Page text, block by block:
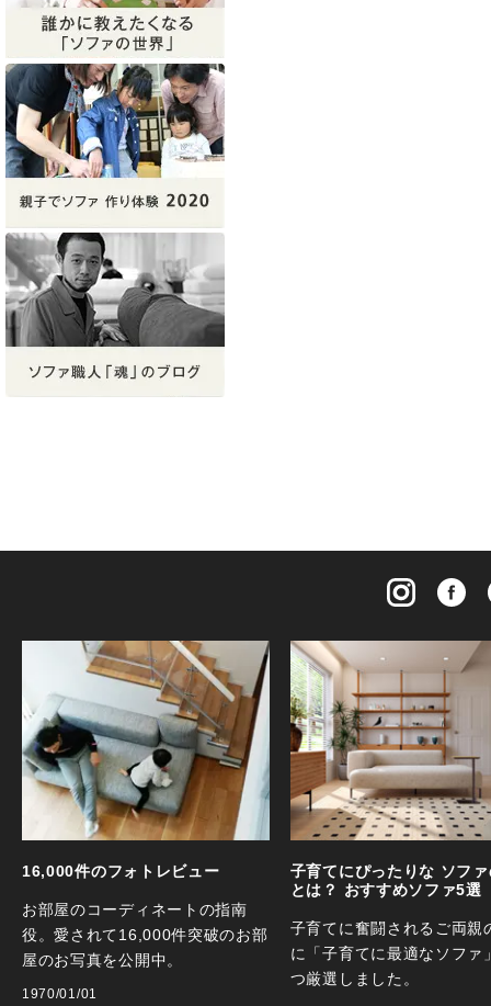
16,000件のフォトレビュー
お部屋のコーディネートの指南
役。愛されて16,000件突破のお部
屋のお写真を公開中。
1970/01/01
子育てにぴったりな ソフ
とは？ おすすめソファ5選
子育てに奮闘されるご両親
に「子育てに最適なソファ
つ厳選しました。